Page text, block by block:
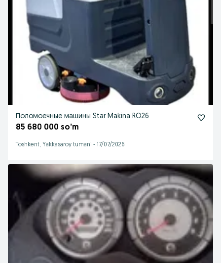
Поломоечные машины Star Makina RO26
85 680 000 so’m
Toshkent, Yakkasaroy tumani - 17/07/2026